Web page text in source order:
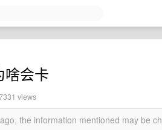
啥会卡
views
the information mentioned may be